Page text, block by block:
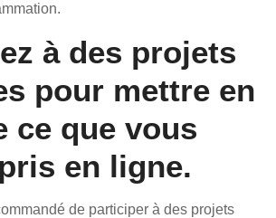
à des projets
pour mettre en
ce que vous
en ligne.
de participer à des projets